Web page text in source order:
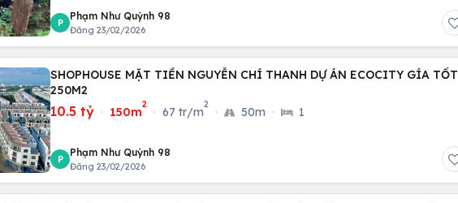
P
Phạm Như Quỳnh 98
Đăng 23/02/2026
SHOPHOUSE MẶT TIỀN NGUYỄN CHÍ THANH DỰ ÁN ECOCITY GÍA TỐT
250M2
10.5 tỷ · 150m
2
· 67 tr/m
2
· 50m · 1
P
Phạm Như Quỳnh 98
Đăng 23/02/2026